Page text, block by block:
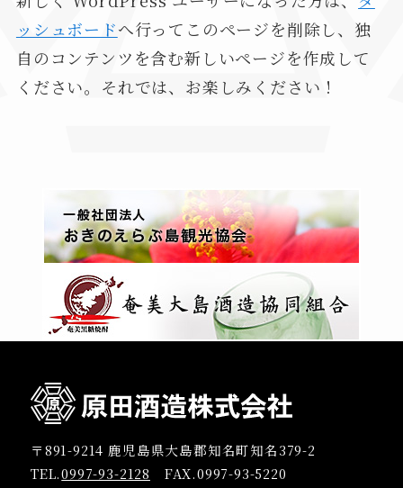
ッシュボードへ行ってこのページを削除し、独
自のコンテンツを含む新しいページを作成して
ください。それでは、お楽しみください !
〒891-9214 鹿児島県大島郡知名町知名379-2
TEL.0997-93-2128 FAX.0997-93-5220